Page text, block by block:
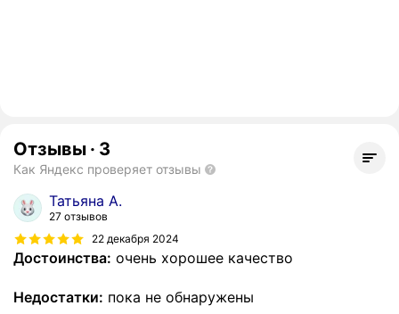
Отзывы · 3
Как Яндекс проверяет отзывы
Татьяна А.
27 отзывов
22 декабря 2024
Достоинства: очень хорошее качество
Недостатки: пока не обнаружены